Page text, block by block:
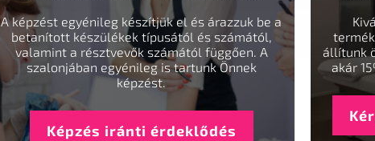
A képzést egyénileg készítjük el és árazzuk be a
betanított készülékek típusától és számától,
valamint a résztvevők számától függően. A
szalonjában egyénileg is tartunk Önnek
képzést.
Képzés iránti érdeklődés
állítunk
akár